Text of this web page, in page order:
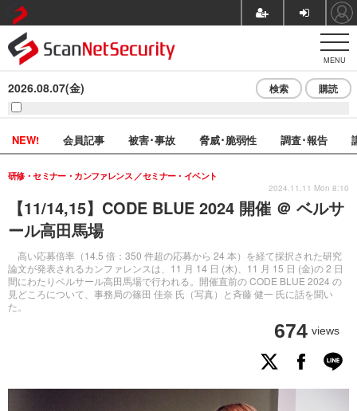
MENU
2026.08.07(金) 検索 購読
NEW! 会員記事 被害･事故 脅威･脆弱性 調査･報告
【11/14,15】CODE BLUE 2024 開催 ＠ ベルサ
ール高田馬場
高い応募倍率（14.5 倍：350 件超の応募から 24 本）を経て採択された研究
論文が発表されるカンファレンスは、11 月 14 日 (木)、11 月 15 日 (金)の 2 日
間にわたりベルサール高田馬場で行われる。開催直前の CODE BLUE 2024 の
見どころについて、事務局の篠田 佳奈 氏（写真）と斉藤 健一 氏に話を聞い
た。
研修・セミナー・カンファレンス セミナー・イベント
674 views
2024.11.11 Mon 8:10